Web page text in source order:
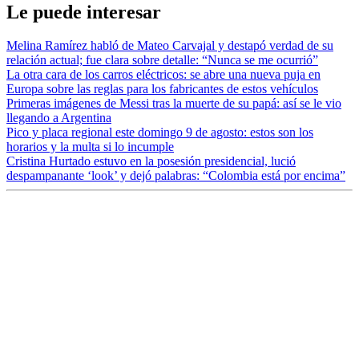
Le puede interesar
Melina Ramírez habló de Mateo Carvajal y destapó verdad de su
relación actual; fue clara sobre detalle: “Nunca se me ocurrió”
La otra cara de los carros eléctricos: se abre una nueva puja en
Europa sobre las reglas para los fabricantes de estos vehículos
Primeras imágenes de Messi tras la muerte de su papá: así se le vio
llegando a Argentina
Pico y placa regional este domingo 9 de agosto: estos son los
horarios y la multa si lo incumple
Cristina Hurtado estuvo en la posesión presidencial, lució
despampanante ‘look’ y dejó palabras: “Colombia está por encima”